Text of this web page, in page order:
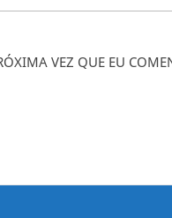
VEZ QUE EU